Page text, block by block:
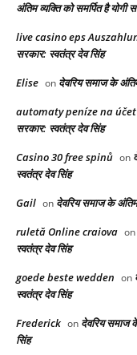
अंतिम व्यक्ति को समर्पित है
live casino eps
सरकार: स्वतंत्र देव सिंह
Elise on देवरिय समाज के
automaty peníze na účet
सरकार: स्वतंत्र देव सिंह
Casino 30 free spinů on
स्वतंत्र देव सिंह
Gail on देवरिय समाज के अंतिम
ruletă Online craiova on
स्वतंत्र देव सिंह
goede beste wedden on
स्वतंत्र देव सिंह
Frederick on देवरिय समाज
सिंह